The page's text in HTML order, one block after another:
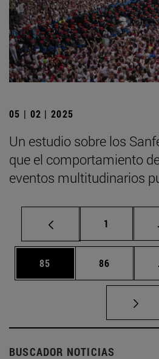
05 | 02 | 2025
Un estudio sobre los
que el comportamiento
eventos multitudinarios
Página
1
Página
85 Página
86
BUSCADOR NOTICIAS